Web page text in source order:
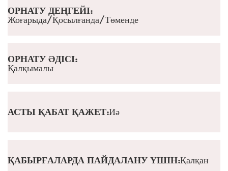
ОРНАТУ ДЕҢГЕЙІ:
Жоғарыда/Қосылғанда/Төменде
ОРНАТУ ӘДІСІ:
Қалқымалы
АСТЫ ҚАБАТ ҚАЖЕТ:Иә
ҚАБЫРҒАЛАРДА ПАЙДАЛАНУ ҮШІН:Қалқан